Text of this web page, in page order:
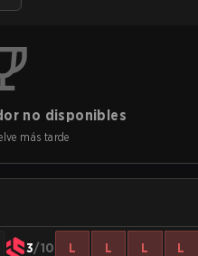
no disponibles
más tarde
3/10 L L L L